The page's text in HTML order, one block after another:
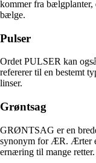
kommer fra bælgplanter,
bælge.
Pulser
Ordet PULSER kan
refererer til en bestemt
linser.
Grøntsag
GRØNTSAG er en
synonym for ÆR. Ærter
ernæring til mange retter.